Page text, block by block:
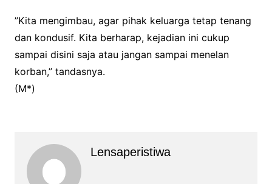
‎”Kita mengimbau, agar pihak keluarga tetap tenang
dan kondusif. Kita berharap, kejadian ini cukup
sampai disini saja atau jangan sampai menelan
korban,” tandasnya.
‎(M*)
Lensaperistiwa